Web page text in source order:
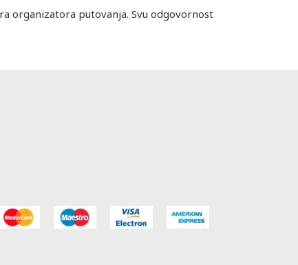
organizatora putovanja. Svu odgovornost